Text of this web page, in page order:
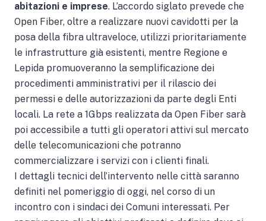
abitazioni e imprese. L’accordo siglato prevede che
Open Fiber, oltre a realizzare nuovi cavidotti per la
posa della fibra ultraveloce, utilizzi prioritariamente
le infrastrutture già esistenti, mentre Regione e
Lepida promuoveranno la semplificazione dei
procedimenti amministrativi per il rilascio dei
permessi e delle autorizzazioni da parte degli Enti
locali. La rete a 1Gbps realizzata da Open Fiber sarà
poi accessibile a tutti gli operatori attivi sul mercato
delle telecomunicazioni che potranno
commercializzare i servizi con i clienti finali.
I dettagli tecnici dell’intervento nelle città saranno
definiti nel pomeriggio di oggi, nel corso di un
incontro con i sindaci dei Comuni interessati. Per